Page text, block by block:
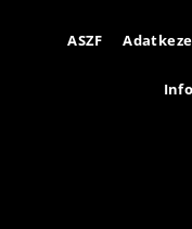
ASZF